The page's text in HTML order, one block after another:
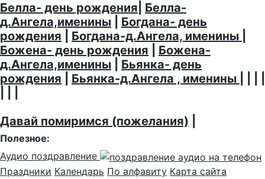
Белла- день рождения Белла-
д.Ангела,именины
Богдана- день
рождения
Богдана-д.Ангела, именины
Божена- день рождения
Божена-
д.Ангела,именины
Бьянка- день
рождения
Бьянка-д.Ангела , именины
Давай помиримся (пожелания)
Полезное:
Аудио поздравление
Праздники Календарь По алфавиту Карта сайта